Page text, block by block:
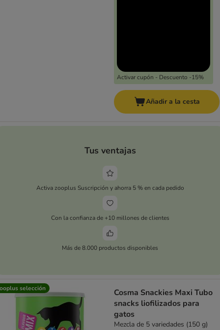
Activar cupón - Descuento -15%
Añadir a la cesta
Tus ventajas
Activa zooplus Suscripción y ahorra 5 % en cada pedido
Con la confianza de +10 millones de clientes
Más de 8.000 productos disponibles
selección
Cosma Snackies Maxi Tubo
snacks liofilizados para
gatos
Mezcla de 5 variedades (150 g)